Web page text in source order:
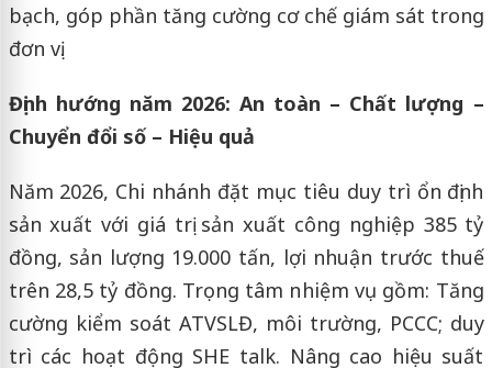
bạch, góp phần tăng cường cơ chế giám sát trong
đơn vị.
Định hướng năm 2026: An toàn – Chất lượng –
Chuyển đổi số – Hiệu quả
Năm 2026, Chi nhánh đặt mục tiêu duy trì ổn định
sản xuất với giá trị sản xuất công nghiệp 385 tỷ
đồng, sản lượng 19.000 tấn, lợi nhuận trước thuế
trên 28,5 tỷ đồng. Trọng tâm nhiệm vụ gồm: Tăng
cường kiểm soát ATVSLĐ, môi trường, PCCC; duy
trì các hoạt động SHE talk. Nâng cao hiệu suất